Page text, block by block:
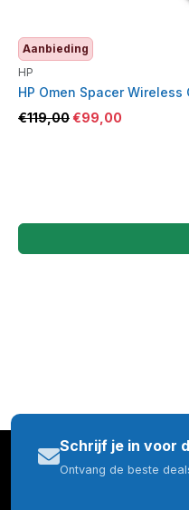
Aanbieding
HP
HP Omen Spacer Wireless
€119,00€99,00
Schrijf je in voor
Ontvang de beste